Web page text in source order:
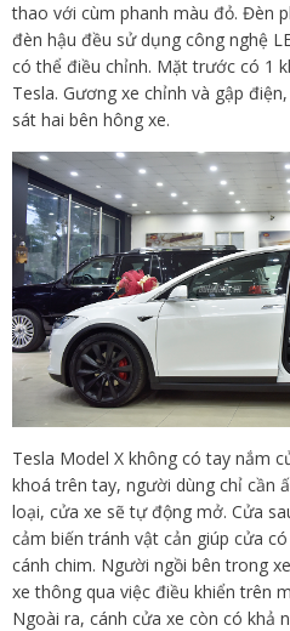
thao với cùm phanh màu đỏ. Đèn
đèn hậu đều sử dụng công nghệ
có thể điều chỉnh. Mặt trước có 1
Tesla. Gương xe chỉnh và gập
sát hai bên hông xe.
Tesla Model X không có tay nắm
khoá trên tay, người dùng chỉ cần
loại, cửa xe sẽ tự động mở. Cửa
cảm biến tránh vật cản giúp cửa
cánh chim. Người ngồi bên trong
xe thông qua việc điều khiển trên
Ngoài ra, cánh cửa xe còn có khả